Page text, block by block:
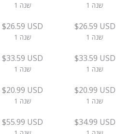
1 שנה 1 שנה
$26.59 USD
1 שנה
$26.59 USD
1 שנה
$33.59 USD
1 שנה
$33.59 USD
1 שנה
$20.99 USD
1 שנה
$20.99 USD
1 שנה
$55.99 USD $34.99 USD